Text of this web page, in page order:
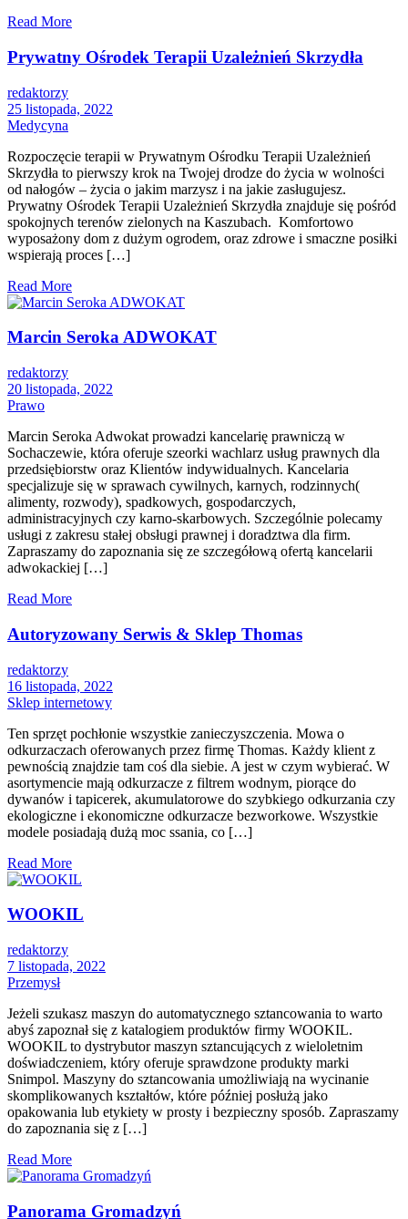
Read More
Prywatny Ośrodek Terapii Uzależnień Skrzydła
redaktorzy
25 listopada, 2022
Medycyna
Rozpoczęcie terapii w Prywatnym Ośrodku Terapii Uzależnień
Skrzydła to pierwszy krok na Twojej drodze do życia w wolności
od nałogów – życia o jakim marzysz i na jakie zasługujesz.
Prywatny Ośrodek Terapii Uzależnień Skrzydła znajduje się pośród
spokojnych terenów zielonych na Kaszubach. Komfortowo
wyposażony dom z dużym ogrodem, oraz zdrowe i smaczne posiłki
wspierają proces […]
Read More
Marcin Seroka ADWOKAT
redaktorzy
20 listopada, 2022
Prawo
Marcin Seroka Adwokat prowadzi kancelarię prawniczą w
Sochaczewie, która oferuje szeorki wachlarz usług prawnych dla
przedsiębiorstw oraz Klientów indywidualnych. Kancelaria
specjalizuje się w sprawach cywilnych, karnych, rodzinnych(
alimenty, rozwody), spadkowych, gospodarczych,
administracyjnych czy karno-skarbowych. Szczególnie polecamy
usługi z zakresu stałej obsługi prawnej i doradztwa dla firm.
Zapraszamy do zapoznania się ze szczegółową ofertą kancelarii
adwokackiej […]
Read More
Autoryzowany Serwis & Sklep Thomas
redaktorzy
16 listopada, 2022
Sklep internetowy
Ten sprzęt pochłonie wszystkie zanieczyszczenia. Mowa o
odkurzaczach oferowanych przez firmę Thomas. Każdy klient z
pewnością znajdzie tam coś dla siebie. A jest w czym wybierać. W
asortymencie mają odkurzacze z filtrem wodnym, piorące do
dywanów i tapicerek, akumulatorowe do szybkiego odkurzania czy
ekologiczne i ekonomiczne odkurzacze bezworkowe. Wszystkie
modele posiadają dużą moc ssania, co […]
Read More
WOOKIL
redaktorzy
7 listopada, 2022
Przemysł
Jeżeli szukasz maszyn do automatycznego sztancowania to warto
abyś zapoznał się z katalogiem produktów firmy WOOKIL.
WOOKIL to dystrybutor maszyn sztancujących z wieloletnim
doświadczeniem, który oferuje sprawdzone produkty marki
Snimpol. Maszyny do sztancowania umożliwiają na wycinanie
skomplikowanych kształtów, które później posłużą jako
opakowania lub etykiety w prosty i bezpieczny sposób. Zapraszamy
do zapoznania się z […]
Read More
Panorama Gromadzyń